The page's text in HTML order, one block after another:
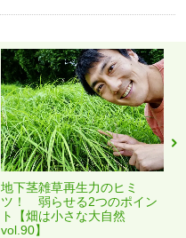
地下茎雑草再生力のヒミ
ツ！ 弱らせる2つのポイン
ト【畑は小さな大自然
vol.90】